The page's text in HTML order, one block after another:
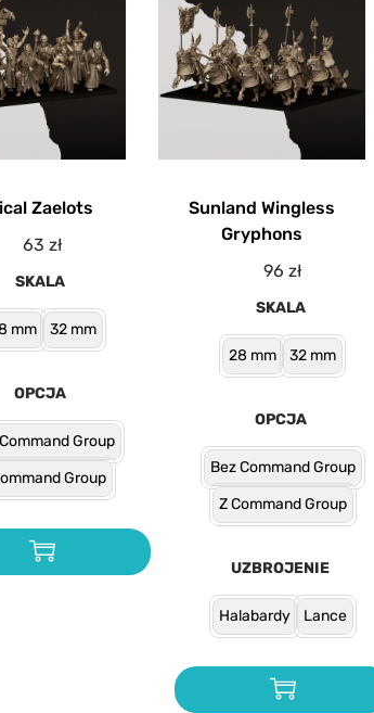
Zaelots
63zł
SKALA
mm 32 mm
OPCJA
Group
Group
Sunland Wingless
Gryphons
96zł
SKALA
28 mm 32 mm
OPCJA
Bez Command Group
Z Command Group
UZBROJENIE
Halabardy Lance